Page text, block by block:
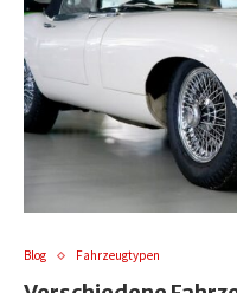
Blog Fahrzeugtypen